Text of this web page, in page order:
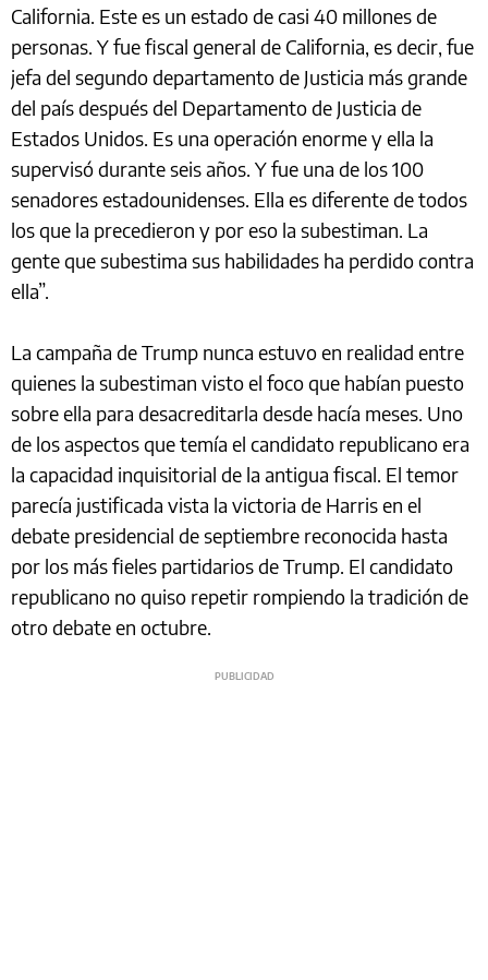
California. Este es un estado de casi 40 millones de
personas. Y fue fiscal general de California, es decir, fue
jefa del segundo departamento de Justicia más grande
del país después del Departamento de Justicia de
Estados Unidos. Es una operación enorme y ella la
supervisó durante seis años. Y fue una de los 100
senadores estadounidenses. Ella es diferente de todos
los que la precedieron y por eso la subestiman. La
gente que subestima sus habilidades ha perdido contra
ella”.
La campaña de Trump nunca estuvo en realidad entre
quienes la subestiman visto el foco que habían puesto
sobre ella para desacreditarla desde hacía meses. Uno
de los aspectos que temía el candidato republicano era
la capacidad inquisitorial de la antigua fiscal. El temor
parecía justificada vista la victoria de Harris en el
debate presidencial de septiembre reconocida hasta
por los más fieles partidarios de Trump. El candidato
republicano no quiso repetir rompiendo la tradición de
otro debate en octubre.